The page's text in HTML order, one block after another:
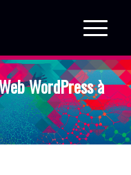
WordPress à